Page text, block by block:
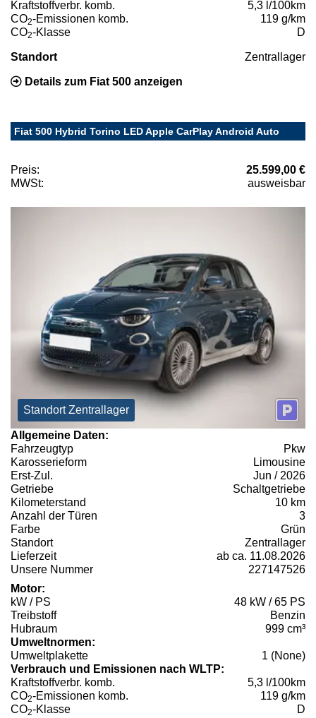
Kraftstoffverbr. komb.
5,3 l/100km
CO2-Emissionen komb.
119 g/km
CO2-Klasse D
Standort Zentrallager
Details zum Fiat 500 anzeigen
Fiat 500 Hybrid Torino LED Apple CarPlay Android Auto
Preis:
25.599,00 €
MWSt:
ausweisbar
Standort Zentrallager
Allgemeine Daten:
Fahrzeugtyp
Pkw
Karosserieform
Limousine
Erst-Zul.
Jun / 2026
Getriebe
Schaltgetriebe
Kilometerstand
10 km
Anzahl der Türen
3
Farbe
Grün
Standort
Zentrallager
Lieferzeit
ab ca. 11.08.2026
Unsere Nummer
227147526
Motor:
kW / PS
48 kW / 65 PS
Treibstoff
Benzin
Hubraum
999 cm³
Umweltnormen:
Umweltplakette
1 (None)
Verbrauch und Emissionen nach WLTP:
Kraftstoffverbr. komb.
5,3 l/100km
CO2-Emissionen komb.
119 g/km
CO2-Klasse D